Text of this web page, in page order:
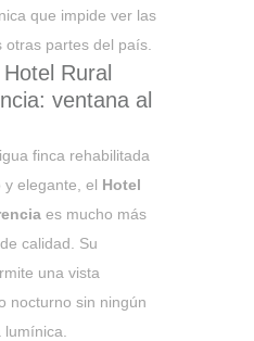
que impide ver las
partes del país.
Rural
ventana al
finca rehabilitada
y elegante, el Hotel
es mucho más
calidad. Su
una vista
nocturno sin ningún